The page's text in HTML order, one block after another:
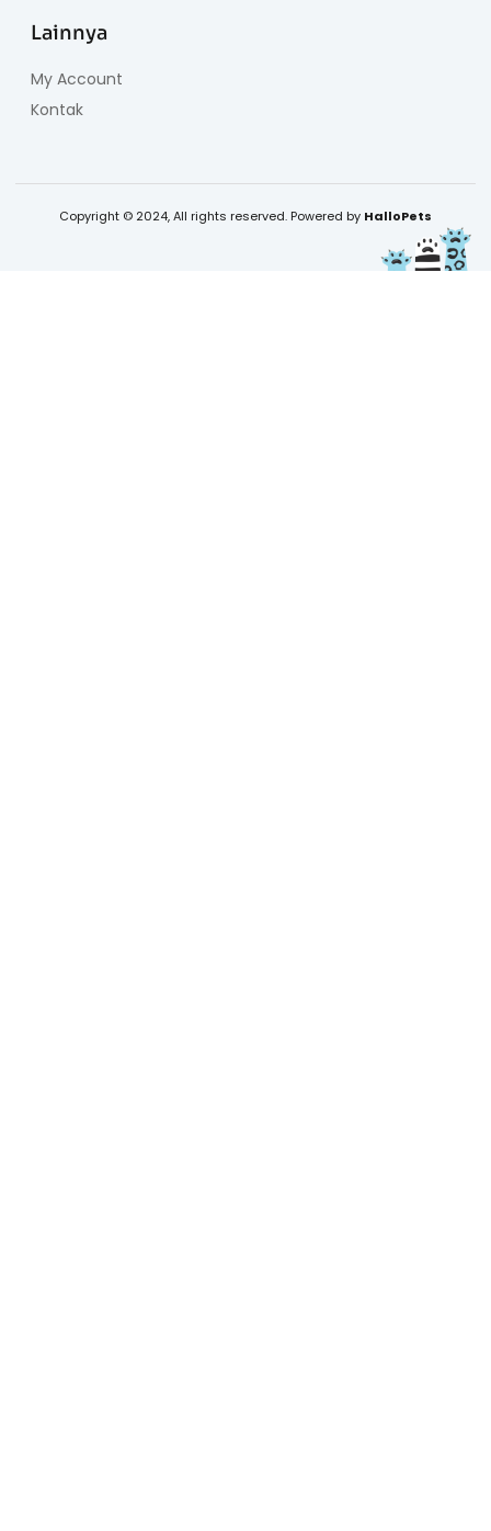
Lainnya
My Account
Kontak
Copyright © 2024, All rights reserved. Powered by HalloPets